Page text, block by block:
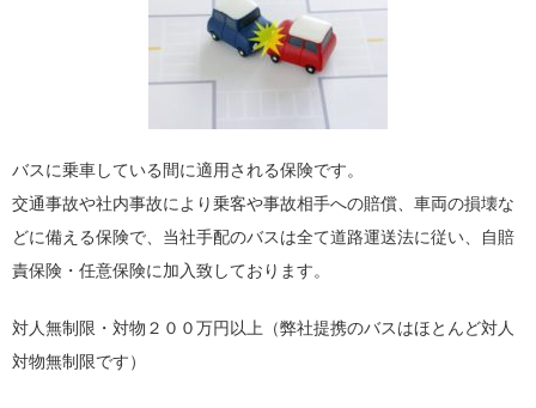
バスに乗車している間に適用される保険です。
交通事故や社内事故により乗客や事故相手への賠償、車両の損壊な
どに備える保険で、当社手配のバスは全て道路運送法に従い、自賠
責保険・任意保険に加入致しております。
対人無制限・対物２００万円以上（弊社提携のバスはほとんど対人
対物無制限です）